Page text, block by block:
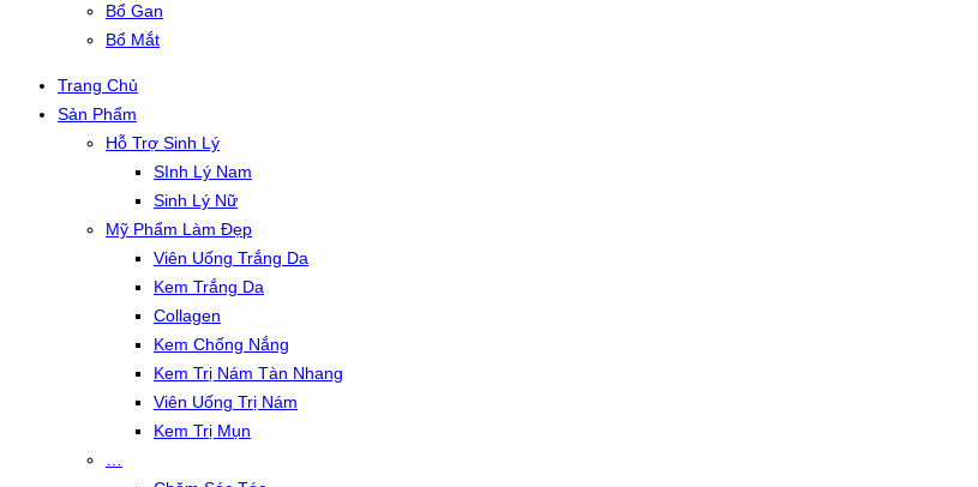
Bổ Gan
Bổ Mắt
Trang Chủ
Sản Phẩm
Hỗ Trợ Sinh Lý
SInh Lý Nam
Sinh Lý Nữ
Mỹ Phẩm Làm Đẹp
Viên Uống Trắng Da
Kem Trắng Da
Collagen
Kem Chống Nắng
Kem Trị Nám Tàn Nhang
Viên Uống Trị Nám
Kem Trị Mụn